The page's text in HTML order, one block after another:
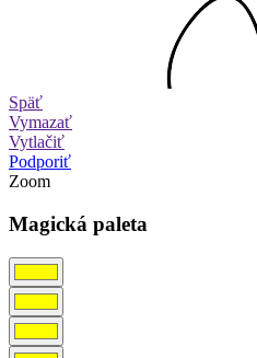
Späť
Vymazať
Vytlačiť
Podporiť
Zoom
Magická paleta